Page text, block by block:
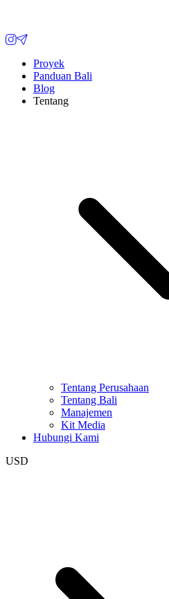
Proyek
Panduan Bali
Blog
Tentang
Tentang Perusahaan
Tentang Bali
Manajemen
Kit Media
Hubungi Kami
USD